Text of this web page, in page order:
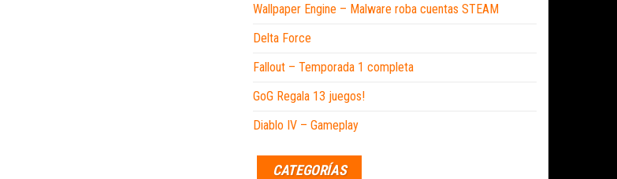
Wallpaper Engine – Malware roba cuentas STEAM
Delta Force
Fallout – Temporada 1 completa
GoG Regala 13 juegos!
Diablo IV – Gameplay
CATEGORÍAS